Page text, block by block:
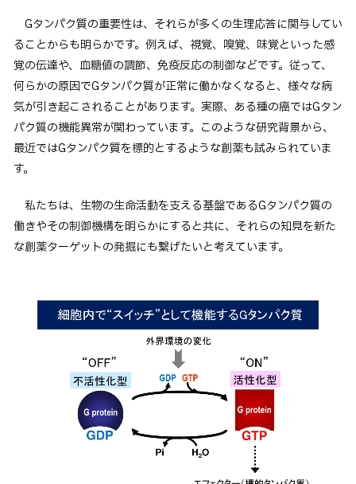
アクセス JP EN
Gタンパク質の重要性は、それらが多くの生理応答に関与してい
ることからも明らかです。例えば、視覚、嗅覚、味覚といった感
覚の伝達や、血糖値の調節、免疫反応の制御などです。従って、
何らかの原因でGタンパク質が正常に働かなくなると、様々な病
気が引き起こされることがあります。実際、ある種の癌ではGタン
パク質の機能異常が関わっています。このような研究背景から、
最近ではGタンパク質を標的とするような創薬も試みられていま
す。
私たちは、生物の生命活動を支える基盤であるGタンパク質の
働きやその制御機構を明らかにすると共に、それらの知見を新た
な創薬ターゲットの発掘にも繋げたいと考えています。